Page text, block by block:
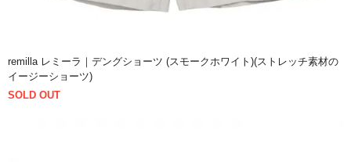
remilla レミーラ｜デングショーツ (スモークホワイト)(ストレッチ素材の
イージーショーツ)
SOLD OUT